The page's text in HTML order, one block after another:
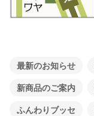
最新のお知らせ
新商品のご案内
ふんわりブッセ